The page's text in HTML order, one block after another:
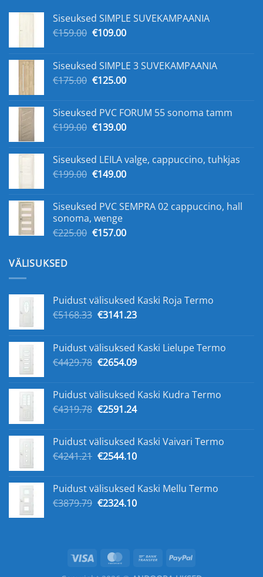
Siseuksed SIMPLE SUVEKAMPAANIA
€159.00 Algne
€159.00.
€109.00Praegune
€109.00.
Siseuksed SIMPLE 3 SUVEKAMPAANIA
€175.00 Algne
€175.00.
€125.00Praegune
€125.00.
Siseuksed PVC FORUM 55 sonoma tamm
€199.00 Algne
€199.00.
€139.00Praegune
€139.00.
Siseuksed LEILA valge, cappuccino, tuhkjas
€199.00 Algne
€199.00.
€149.00Praegune
€149.00.
Siseuksed PVC SEMPRA 02 cappuccino, hall
sonoma, wenge
€225.00 Algne
€157.00Praegune
VÄLISUKSED
Puidust välisuksed Kaski Roja Termo
€5168.33 Algne
€5168.33.
€3141.23Praegune
€3141.23.
Puidust välisuksed Kaski Lielupe Termo
€4429.78 Algne
€4429.78.
€2654.09Praegune
€2654.09.
Puidust välisuksed Kaski Kudra Termo
€4319.78 Algne
€4319.78.
€2591.24Praegune
€2591.24.
Puidust välisuksed Kaski Vaivari Termo
€4241.21 Algne
€4241.21.
€2544.10Praegune
€2544.10.
Puidust välisuksed Kaski Mellu Termo
€3879.79 Algne
€2324.10Praegune